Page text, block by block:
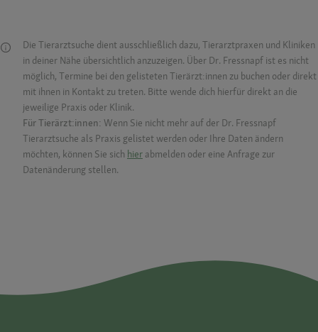
Die Tierarztsuche dient ausschließlich dazu, Tierarztpraxen und Kliniken
in deiner Nähe übersichtlich anzuzeigen. Über Dr. Fressnapf ist es nicht
möglich, Termine bei den gelisteten Tierärzt:innen zu buchen oder direkt
mit ihnen in Kontakt zu treten. Bitte wende dich hierfür direkt an die
jeweilige Praxis oder Klinik.
Für Tierärzt:innen: Wenn Sie nicht mehr auf der Dr. Fressnapf
Tierarztsuche als Praxis gelistet werden oder Ihre Daten ändern
möchten, können Sie sich hier abmelden oder eine Anfrage zur
Datenänderung stellen.